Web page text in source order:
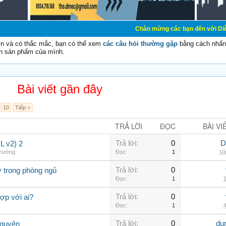
Chào mừng các bạn đến với Diễn đàn Cơ
và có thắc mắc, bạn có thể xem các câu hỏi thường gặp bằng cách
sản phẩm của mình.
Bài viết gần đây
10 Tiếp >
TRẢ LỜI ĐỌC BÀI
v2) 2 Trả lời: 0
Đọc: 1
trong phòng ngủ Trả lời: 0
Đọc: 1
với ai? Trả lời: 0
Đọc: 1
Trả lời: 0